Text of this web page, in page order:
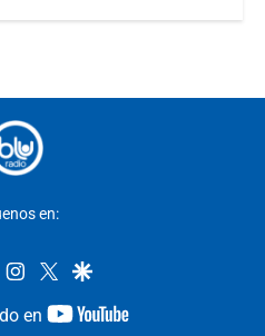
en:
facebookinstagram
twittergoogle
en
youtube-